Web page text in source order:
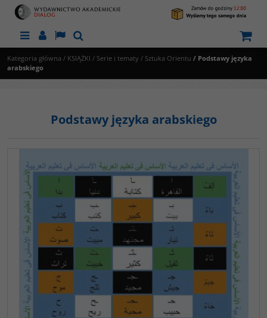
MenuPanelLangSzukaj
Kategoria główna / KSIĄŻKI / Serie i tematy / Sztuka Orientu / Podstawy języka
arabskiego
Podstawy języka arabskiego